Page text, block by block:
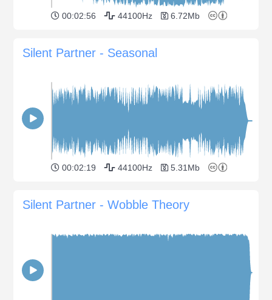
00:02:56 44100Hz 6.72Mb
Silent Partner - Seasonal
00:02:19 44100Hz 5.31Mb
Silent Partner - Wobble Theory